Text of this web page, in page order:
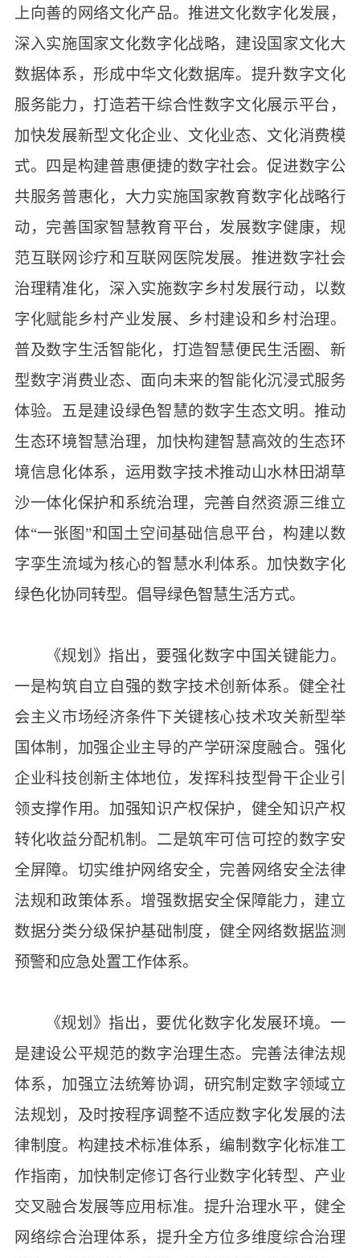
上向善的网络文化产品。推进文化数字化发展，
深入实施国家文化数字化战略，建设国家文化大
数据体系，形成中华文化数据库。提升数字文化
服务能力，打造若干综合性数字文化展示平台，
加快发展新型文化企业、文化业态、文化消费模
式。四是构建普惠便捷的数字社会。促进数字公
共服务普惠化，大力实施国家教育数字化战略行
动，完善国家智慧教育平台，发展数字健康，规
范互联网诊疗和互联网医院发展。推进数字社会
治理精准化，深入实施数字乡村发展行动，以数
字化赋能乡村产业发展、乡村建设和乡村治理。
普及数字生活智能化，打造智慧便民生活圈、新
型数字消费业态、面向未来的智能化沉浸式服务
体验。五是建设绿色智慧的数字生态文明。推动
生态环境智慧治理，加快构建智慧高效的生态环
境信息化体系，运用数字技术推动山水林田湖草
沙一体化保护和系统治理，完善自然资源三维立
体“一张图”和国土空间基础信息平台，构建以数
字孪生流域为核心的智慧水利体系。加快数字化
绿色化协同转型。倡导绿色智慧生活方式。
《规划》指出，要强化数字中国关键能力。
一是构筑自立自强的数字技术创新体系。健全社
会主义市场经济条件下关键核心技术攻关新型举
国体制，加强企业主导的产学研深度融合。强化
企业科技创新主体地位，发挥科技型骨干企业引
领支撑作用。加强知识产权保护，健全知识产权
转化收益分配机制。二是筑牢可信可控的数字安
全屏障。切实维护网络安全，完善网络安全法律
法规和政策体系。增强数据安全保障能力，建立
数据分类分级保护基础制度，健全网络数据监测
预警和应急处置工作体系。
《规划》指出，要优化数字化发展环境。一
是建设公平规范的数字治理生态。完善法律法规
体系，加强立法统筹协调，研究制定数字领域立
法规划，及时按程序调整不适应数字化发展的法
律制度。构建技术标准体系，编制数字化标准工
作指南，加快制定修订各行业数字化转型、产业
交叉融合发展等应用标准。提升治理水平，健全
网络综合治理体系，提升全方位多维度综合治理